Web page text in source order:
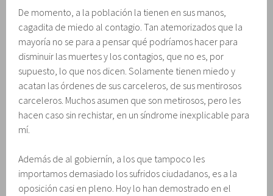
De momento, a la población la tienen en sus manos,
cagadita de miedo al contagio. Tan atemorizados que la
mayoría no se para a pensar qué podríamos hacer para
disminuir las muertes y los contagios, que no es, por
supuesto, lo que nos dicen. Solamente tienen miedo y
acatan las órdenes de sus carceleros, de sus mentirosos
carceleros. Muchos asumen que son metirosos, pero les
hacen caso sin rechistar, en un síndrome inexplicable para
mí.
Además de al gobiernín, a los que tampoco les
importamos demasiado los sufridos ciudadanos, es a la
oposición casi en pleno. Hoy lo han demostrado en el